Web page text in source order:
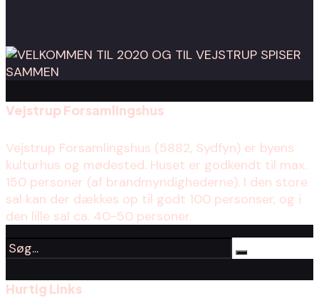
Vejstrup Forsamlingshus
Vejstrup Forsamlingshus (5882, Sydfyn) er byens
kulturhus og mødested. Huset er godkendt til max.
150 personer (af brandmyndighederne). I den store
sal kan der dækkes op til godt 100 personser, og i
den lille sal ca. 40-50 personer.
Hurtig Links